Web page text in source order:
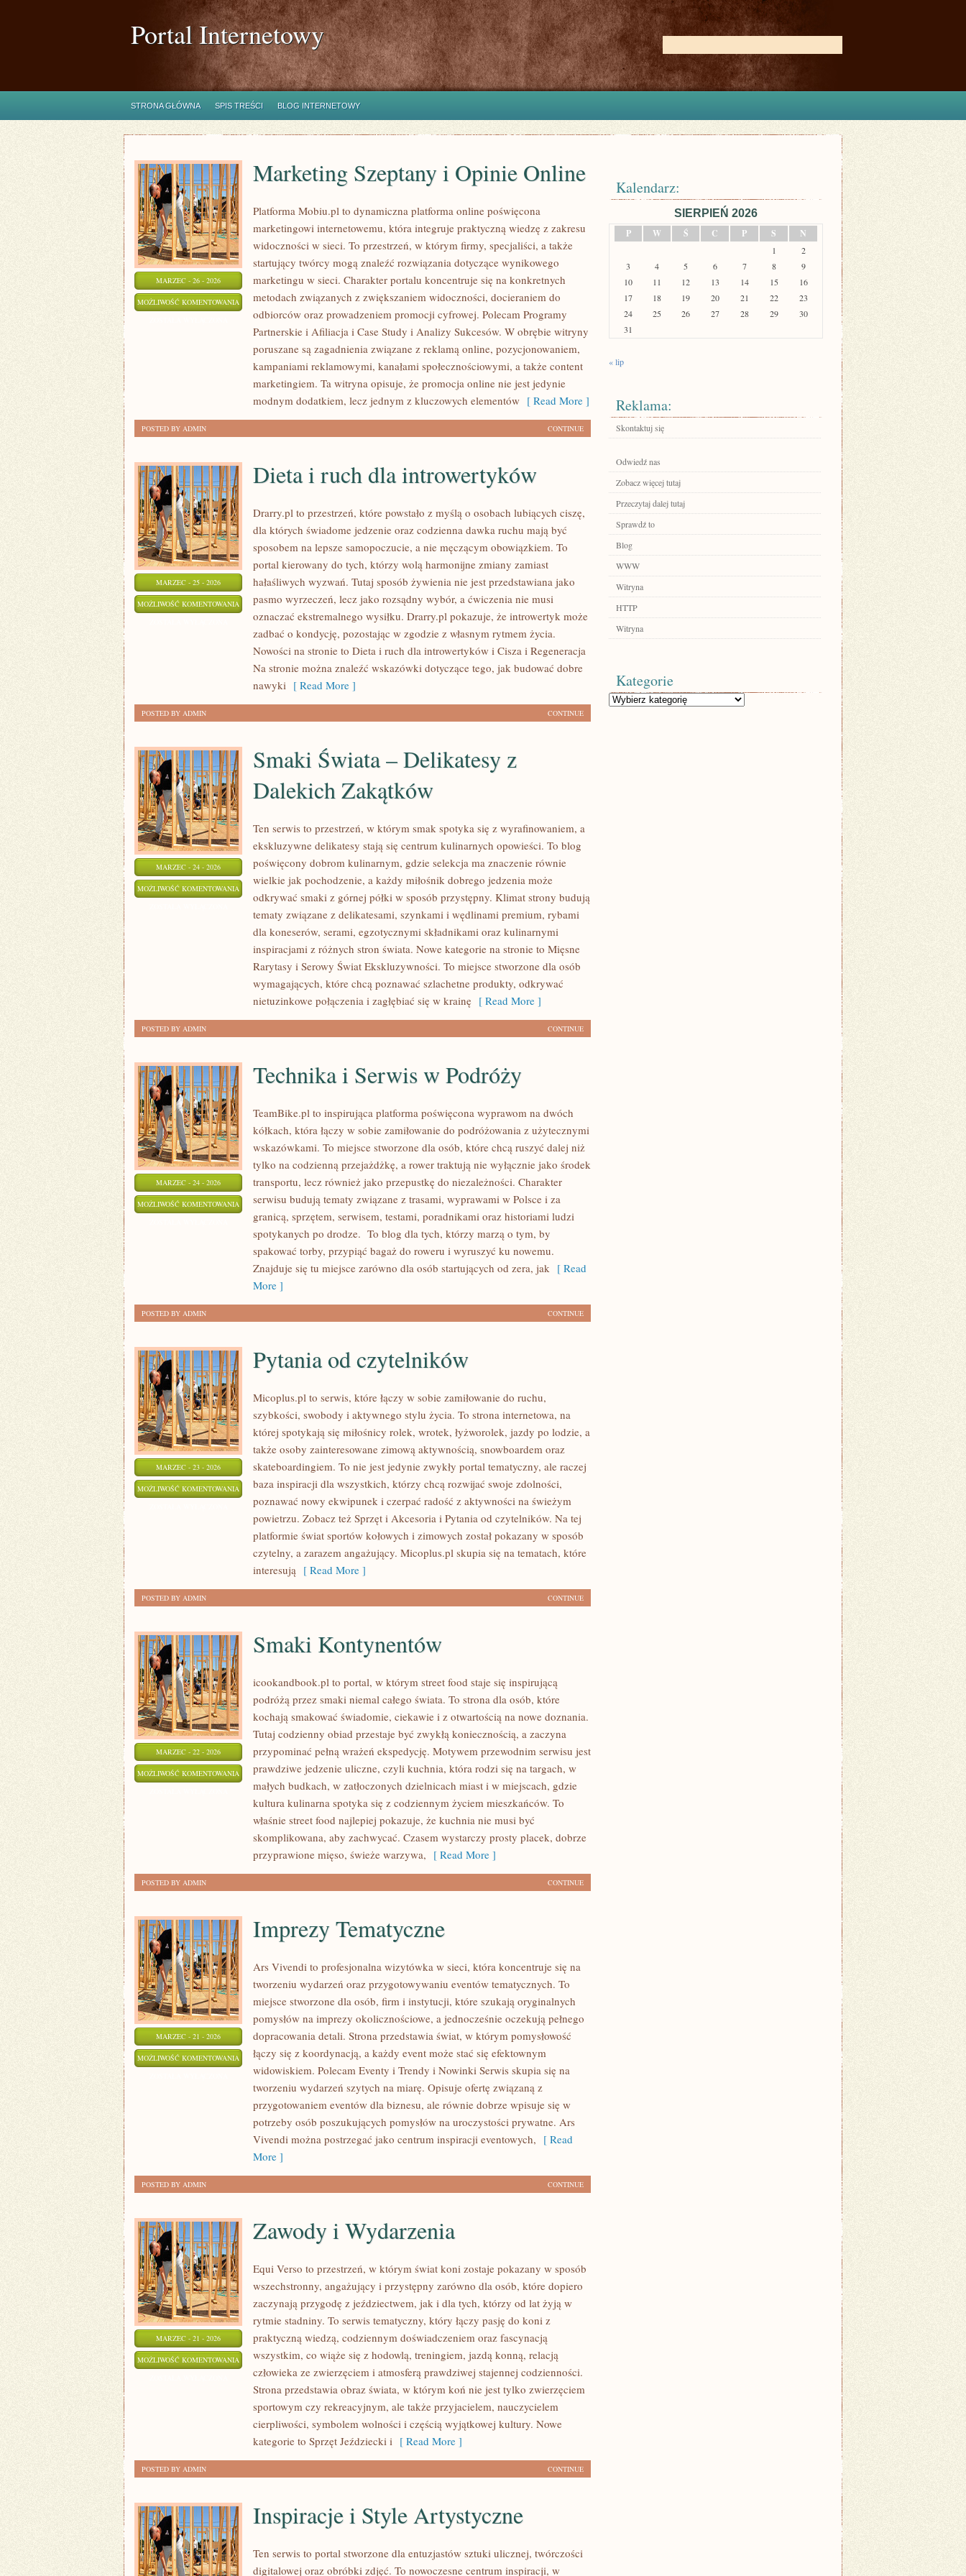
Portal Internetowy
STRONA GŁÓWNA SPIS TREŚCI BLOG INTERNETOWY
MARZEC - 26 - 2026
MOŻLIWOŚĆ KOMENTOWANIA MARKETING
SZEPTANY
OPINIE
ONLINE
Marketing Szeptany i Opinie Online
Platforma Mobiu.pl to dynamiczna platforma online poświęcona
marketingowi internetowemu, która integruje praktyczną wiedzę z zakresu
widoczności w sieci. To przestrzeń, w którym firmy, specjaliści, a także
startujący twórcy mogą znaleźć rozwiązania dotyczące wynikowego
marketingu w sieci. Charakter portalu koncentruje się na konkretnych
metodach związanych z zwiększaniem widoczności, docieraniem do
odbiorców oraz prowadzeniem promocji cyfrowej. Polecam Programy
Partnerskie i Afiliacja i Case Study i Analizy Sukcesów. W obrębie witryny
poruszane są zagadnienia związane z reklamą online, pozycjonowaniem,
kampaniami reklamowymi, kanałami społecznościowymi, a także content
marketingiem. Ta witryna opisuje, że promocja online nie jest jedynie
modnym dodatkiem, lecz jednym z kluczowych elementów [ Read More ]
CONTINUE
POSTED BY ADMIN
MARZEC - 25 - 2026
MOŻLIWOŚĆ KOMENTOWANIA DIETA
RUCH
INTROWERTYKÓW
Dieta i ruch dla introwertyków
Drarry.pl to przestrzeń, które powstało z myślą o osobach lubiących ciszę,
dla których świadome jedzenie oraz codzienna dawka ruchu mają być
sposobem na lepsze samopoczucie, a nie męczącym obowiązkiem. To
portal kierowany do tych, którzy wolą harmonijne zmiany zamiast
hałaśliwych wyzwań. Tutaj sposób żywienia nie jest przedstawiana jako
pasmo wyrzeczeń, lecz jako rozsądny wybór, a ćwiczenia nie musi
oznaczać ekstremalnego wysiłku. Drarry.pl pokazuje, że introwertyk może
zadbać o kondycję, pozostając w zgodzie z własnym rytmem życia.
Nowości na stronie to Dieta i ruch dla introwertyków i Cisza i Regeneracja
Na stronie można znaleźć wskazówki dotyczące tego, jak budować dobre
nawyki [ Read More ]
CONTINUE
POSTED BY ADMIN
MARZEC - 24 - 2026
MOŻLIWOŚĆ KOMENTOWANIA
ZAKĄTKÓW
Smaki Świata – Delikatesy z
Dalekich Zakątków
Ten serwis to przestrzeń, w którym smak spotyka się z wyrafinowaniem, a
ekskluzywne delikatesy stają się centrum kulinarnych opowieści. To blog
poświęcony dobrom kulinarnym, gdzie selekcja ma znaczenie równie
wielkie jak pochodzenie, a każdy miłośnik dobrego jedzenia może
odkrywać smaki z górnej półki w sposób przystępny. Klimat strony budują
tematy związane z delikatesami, szynkami i wędlinami premium, rybami
dla koneserów, serami, egzotycznymi składnikami oraz kulinarnymi
inspiracjami z różnych stron świata. Nowe kategorie na stronie to Mięsne
Rarytasy i Serowy Świat Ekskluzywności. To miejsce stworzone dla osób
wymagających, które chcą poznawać szlachetne produkty, odkrywać
nietuzinkowe połączenia i zagłębiać się w krainę [ Read More ]
CONTINUE
POSTED BY ADMIN
MARZEC - 24 - 2026
MOŻLIWOŚĆ KOMENTOWANIA TECHNIKA
SERWIS
PODRÓŻY
Technika i Serwis w Podróży
TeamBike.pl to inspirująca platforma poświęcona wyprawom na dwóch
kółkach, która łączy w sobie zamiłowanie do podróżowania z użytecznymi
wskazówkami. To miejsce stworzone dla osób, które chcą ruszyć dalej niż
tylko na codzienną przejażdżkę, a rower traktują nie wyłącznie jako środek
transportu, lecz również jako przepustkę do niezależności. Charakter
serwisu budują tematy związane z trasami, wyprawami w Polsce i za
granicą, sprzętem, serwisem, testami, poradnikami oraz historiami ludzi
spotykanych po drodze. To blog dla tych, którzy marzą o tym, by
spakować torby, przypiąć bagaż do roweru i wyruszyć ku nowemu.
Znajduje się tu miejsce zarówno dla osób startujących od zera, jak [ Read
More ]
CONTINUE
POSTED BY ADMIN
MARZEC - 23 - 2026
MOŻLIWOŚĆ KOMENTOWANIA PYTANIA
CZYTELNIKÓW
Pytania od czytelników
Micoplus.pl to serwis, które łączy w sobie zamiłowanie do ruchu,
szybkości, swobody i aktywnego stylu życia. To strona internetowa, na
której spotykają się miłośnicy rolek, wrotek, łyżworolek, jazdy po lodzie, a
także osoby zainteresowane zimową aktywnością, snowboardem oraz
skateboardingiem. To nie jest jedynie zwykły portal tematyczny, ale raczej
baza inspiracji dla wszystkich, którzy chcą rozwijać swoje zdolności,
poznawać nowy ekwipunek i czerpać radość z aktywności na świeżym
powietrzu. Zobacz też Sprzęt i Akcesoria i Pytania od czytelników. Na tej
platformie świat sportów kołowych i zimowych został pokazany w sposób
czytelny, a zarazem angażujący. Micoplus.pl skupia się na tematach, które
interesują [ Read More ]
CONTINUE
POSTED BY ADMIN
MARZEC - 22 - 2026
MOŻLIWOŚĆ KOMENTOWANIA SMAKI
KONTYNENTÓW
Smaki Kontynentów
icookandbook.pl to portal, w którym street food staje się inspirującą
podróżą przez smaki niemal całego świata. To strona dla osób, które
kochają smakować świadomie, ciekawie i z otwartością na nowe doznania.
Tutaj codzienny obiad przestaje być zwykłą koniecznością, a zaczyna
przypominać pełną wrażeń ekspedycję. Motywem przewodnim serwisu jest
prawdziwe jedzenie uliczne, czyli kuchnia, która rodzi się na targach, w
małych budkach, w zatłoczonych dzielnicach miast i w miejscach, gdzie
kultura kulinarna spotyka się z codziennym życiem mieszkańców. To
właśnie street food najlepiej pokazuje, że kuchnia nie musi być
skomplikowana, aby zachwycać. Czasem wystarczy prosty placek, dobrze
przyprawione mięso, świeże warzywa, [ Read More ]
CONTINUE
POSTED BY ADMIN
MARZEC - 21 - 2026
MOŻLIWOŚĆ KOMENTOWANIA IMPREZY
TEMATYCZNE
Imprezy Tematyczne
Ars Vivendi to profesjonalna wizytówka w sieci, która koncentruje się na
tworzeniu wydarzeń oraz przygotowywaniu eventów tematycznych. To
miejsce stworzone dla osób, firm i instytucji, które szukają oryginalnych
pomysłów na imprezy okolicznościowe, a jednocześnie oczekują pełnego
dopracowania detali. Strona przedstawia świat, w którym pomysłowość
łączy się z koordynacją, a każdy event może stać się efektownym
widowiskiem. Polecam Eventy i Trendy i Nowinki Serwis skupia się na
tworzeniu wydarzeń szytych na miarę. Opisuje ofertę związaną z
przygotowaniem eventów dla biznesu, ale równie dobrze wpisuje się w
potrzeby osób poszukujących pomysłów na uroczystości prywatne. Ars
Vivendi można postrzegać jako centrum inspiracji eventowych, [ Read
More ]
CONTINUE
POSTED BY ADMIN
MARZEC - 21 - 2026
MOŻLIWOŚĆ KOMENTOWANIA ZAWODY
WYDARZENIA
Zawody i Wydarzenia
Equi Verso to przestrzeń, w którym świat koni zostaje pokazany w sposób
wszechstronny, angażujący i przystępny zarówno dla osób, które dopiero
zaczynają przygodę z jeździectwem, jak i dla tych, którzy od lat żyją w
rytmie stadniny. To serwis tematyczny, który łączy pasję do koni z
praktyczną wiedzą, codziennym doświadczeniem oraz fascynacją
wszystkim, co wiąże się z hodowlą, treningiem, jazdą konną, relacją
człowieka ze zwierzęciem i atmosferą prawdziwej stajennej codzienności.
Strona przedstawia obraz świata, w którym koń nie jest tylko zwierzęciem
sportowym czy rekreacyjnym, ale także przyjacielem, nauczycielem
cierpliwości, symbolem wolności i częścią wyjątkowej kultury. Nowe
kategorie to Sprzęt Jeździecki i [ Read More ]
CONTINUE
POSTED BY ADMIN
Inspiracje i Style Artystyczne
Ten serwis to portal stworzone dla entuzjastów sztuki ulicznej, twórczości
digitalowej oraz obróbki zdjęć. To nowoczesne centrum inspiracji, w
Kalendarz:
SIERPIEŃ 2026
P
W Ś C P S N
1
2
3
4 5 6 7 8
9
10
11 12 13 14 15
16
17
18 19 20 21 22
23
24
25 26 27 28 29
30
31
« lip
Reklama:
Skontaktuj się
Odwiedź nas
Zobacz więcej tutaj
Przeczytaj dalej tutaj
Sprawdź to
Blog
WWW
Witryna
HTTP
Witryna
Kategorie
Kategorie